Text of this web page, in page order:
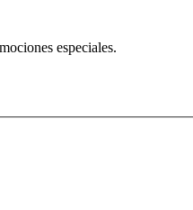
especiales.